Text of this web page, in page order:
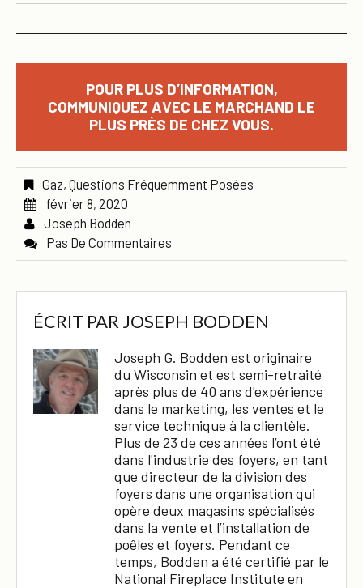
POUR PLUS D’INFORMATION,
COMMUNIQUEZ AVEC LE MARCHAND LE
PLUS PRÈS DE CHEZ VOUS.
Gaz, Questions Fréquemment Posées
février 8, 2020
Joseph Bodden
Pas De Commentaires
ÉCRIT PAR JOSEPH BODDEN
Joseph G. Bodden est originaire
du Wisconsin et est semi-retraité
après plus de 40 ans d'expérience
dans le marketing, les ventes et le
service technique à la clientèle.
Plus de 23 de ces années l’ont été
dans l'industrie des foyers, en tant
que directeur de la division des
foyers dans une organisation qui
opère deux magasins spécialisés
dans la vente et l’installation de
poêles et foyers. Pendant ce
temps, Bodden a été certifié par le
National Fireplace Institute en